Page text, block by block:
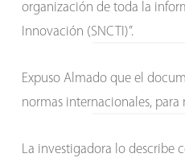
organización de toda la
Innovación (SNCTI)”.
Expuso Almado que el
normas internacionales, para
La investigadora lo describe